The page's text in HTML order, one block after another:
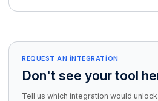
REQUEST AN INTEGRATION
Don't see your tool
Tell us which integration would